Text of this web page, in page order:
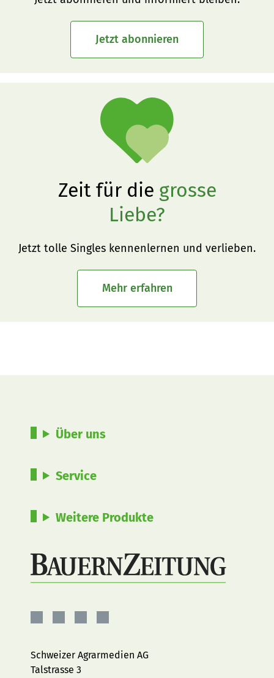
Jetzt abonnieren
Zeit für die grosse
Liebe?
Jetzt tolle Singles kennenlernen und verlieben.
Mehr erfahren
Über uns
Service
Weitere Produkte
Facebook
Instagram
YouTubeLinkedIn
Schweizer Agrarmedien AG
Talstrasse 3